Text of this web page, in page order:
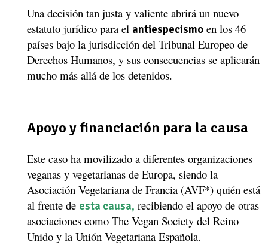
Una decisión tan justa y valiente abrirá un nuevo
estatuto jurídico para el antiespecismoen los 46
países bajo la jurisdicción del Tribunal Europeo de
Derechos Humanos, y sus consecuencias se aplicarán
mucho más allá de los detenidos.
Apoyo y financiación para la causa
Este caso ha movilizado a diferentes organizaciones
veganas y vegetarianas de Europa, siendo la
Asociación Vegetariana de Francia (AVF*) quién está
al frente de esta causa, recibiendo el apoyo de otras
asociaciones como TheVegan Society del Reino
Unido y la Unión Vegetariana Española.